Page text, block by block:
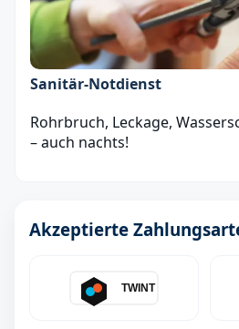
Sanitär‑Notdienst
Rohrbruch, Leckage,
– auch nachts!
Akzeptierte
TWINT